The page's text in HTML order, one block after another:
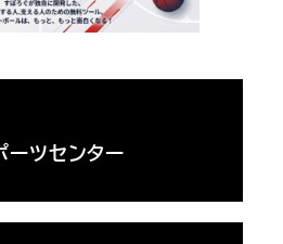
ツセンター